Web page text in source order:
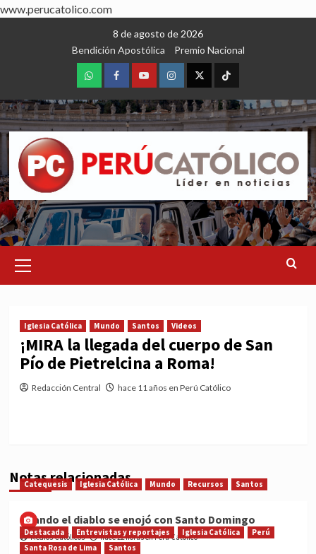
www.perucatolico.com
8 de agosto de 2026
Bendición Apostólica
Premio Nacional
WhatsAppFacebookYoutubeInstagram
X TikTok
Menu
Iglesia Católica Mundo Santos Videos
¡MIRA la llegada del cuerpo de San
Pío de Pietrelcina a Roma!
Redacción Central hace 11 años en Perú Católico
Notas relacionadas
Catequesis Iglesia Católica Mundo Recursos Santos
Cuando el diablo se enojó con Santo Domingo
Medios Católicos hace 22 horas en Perú Católico
Destacada Entrevistas y reportajes Iglesia Católica
Perú
Santa Rosa de Lima
Santos